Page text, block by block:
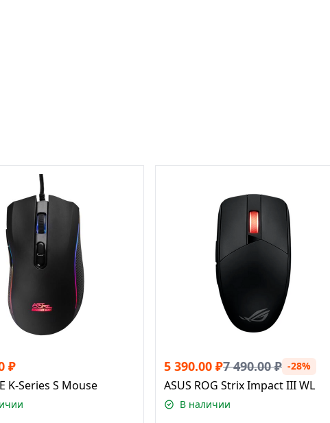
₽
K-Series S Mouse
5 390.00 ₽7 490.00₽ -28%
ASUS ROG Strix Impact III WL
В наличии